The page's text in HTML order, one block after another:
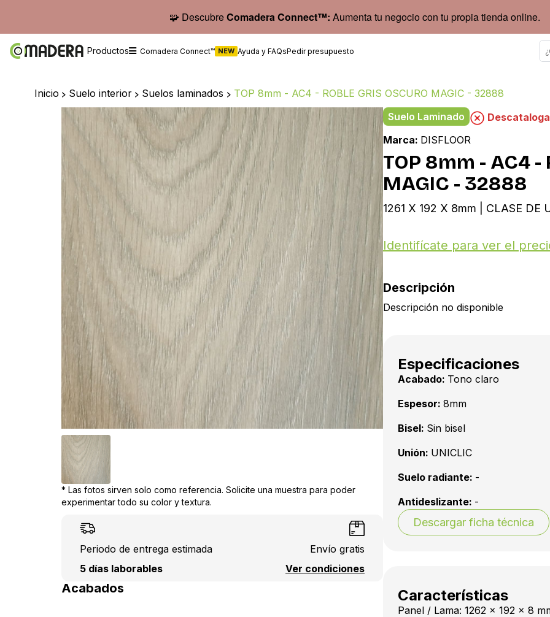
🧩 DescubreComadera Connect™: Aumenta tu negocio con tu propia tienda online.
Productos Comadera Connect™ NEW Ayuda y FAQsPedir presupuesto
Inicio > Suelo interior > Suelos laminados > TOP 8mm - AC4 - ROBLE GRIS OSCURO MAGIC - 32888
* Las fotos sirven solo como referencia. Solicite una muestra para poder
experimentar todo su color y textura.
Periodo de entrega estimada
5 días laborables
Envío gratis
Ver condiciones
Acabados
Suelo Laminado
Marca: DISFLOOR
TOP 8mm - AC4 -
MAGIC - 32888
1261 X 192 X 8mm | CLASE DE
Identifícate para ver el
Descripción
Descripción no disponible
Especificaciones
Acabado: Tono claro
Espesor: 8mm
Bisel: Sin bisel
Unión: UNICLIC
Suelo radiante: -
Antideslizante: -
Descargar ficha técnica
Características
Panel / Lama: 1262 x 192 x 8